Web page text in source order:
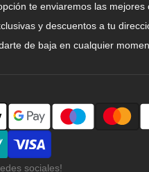
te enviaremos las mejores
y descuentos a tu
de baja en cualquier
sociales!